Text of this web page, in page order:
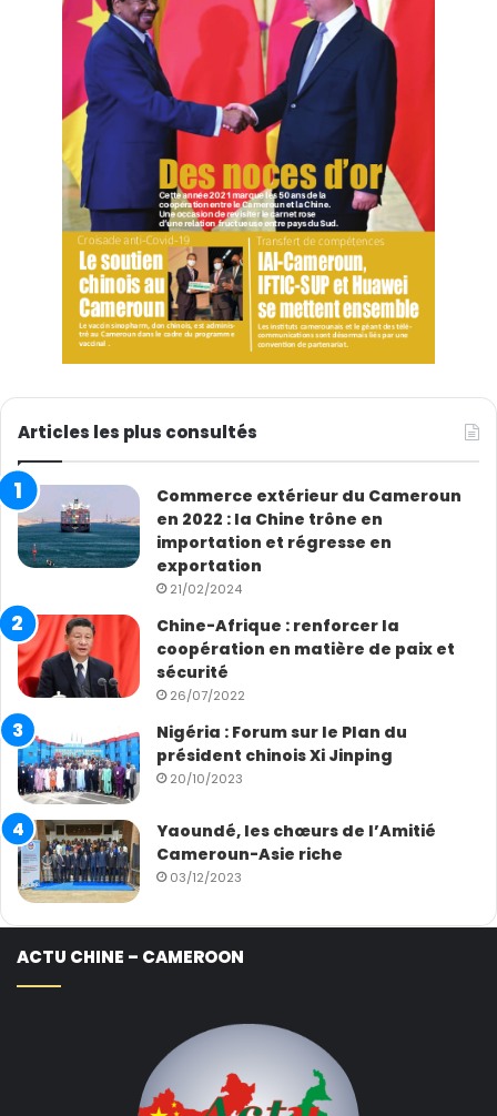
Articles les plus consultés
Commerce extérieur du Cameroun
en 2022 : la Chine trône en
importation et régresse en
exportation
21/02/2024
Chine-Afrique : renforcer la
coopération en matière de paix et
sécurité
26/07/2022
Nigéria : Forum sur le Plan du
président chinois Xi Jinping
20/10/2023
Yaoundé, les chœurs de l’Amitié
Cameroun-Asie riche
03/12/2023
ACTU CHINE – CAMEROON